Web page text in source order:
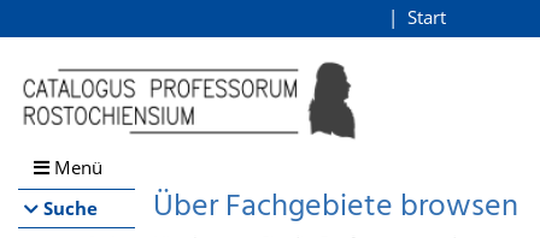
Browsen
direkt zum Inhalt
Start
Menü
Suche
Über Fachgebiete browsen